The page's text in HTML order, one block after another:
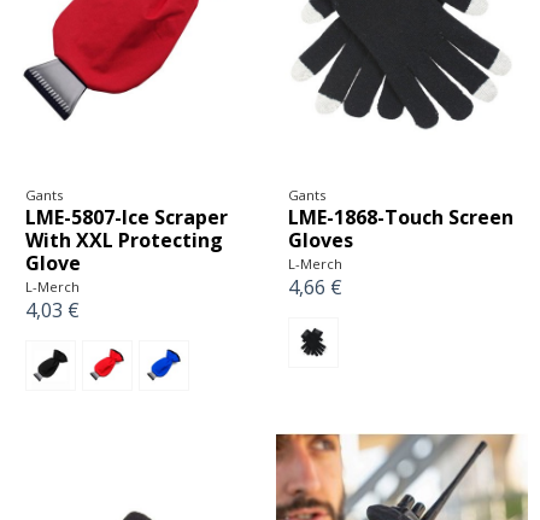
Gants
LME-5807-Ice Scraper
With XXL Protecting
Glove
L-Merch
4,03 €
Gants
LME-1868-Touch Screen
Gloves
L-Merch
4,66 €